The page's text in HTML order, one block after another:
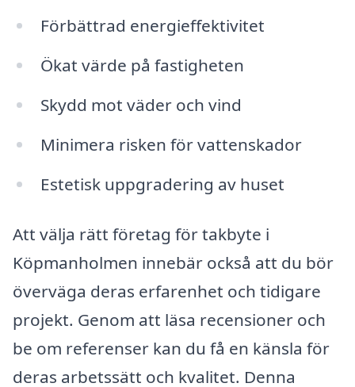
Förbättrad energieffektivitet
Ökat värde på fastigheten
Skydd mot väder och vind
Minimera risken för vattenskador
Estetisk uppgradering av huset
Att välja rätt företag för takbyte i
Köpmanholmen innebär också att du bör
överväga deras erfarenhet och tidigare
projekt. Genom att läsa recensioner och
be om referenser kan du få en känsla för
deras arbetssätt och kvalitet. Denna